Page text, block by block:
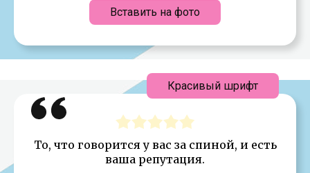
Вставить на фото
То, что говорится у вас за спиной, и есть
ваша репутация.
Красивый шрифт